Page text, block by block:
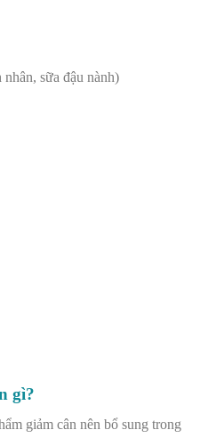
nhân, sữa đậu nành)
gì?
giảm cân nên bổ sung trong